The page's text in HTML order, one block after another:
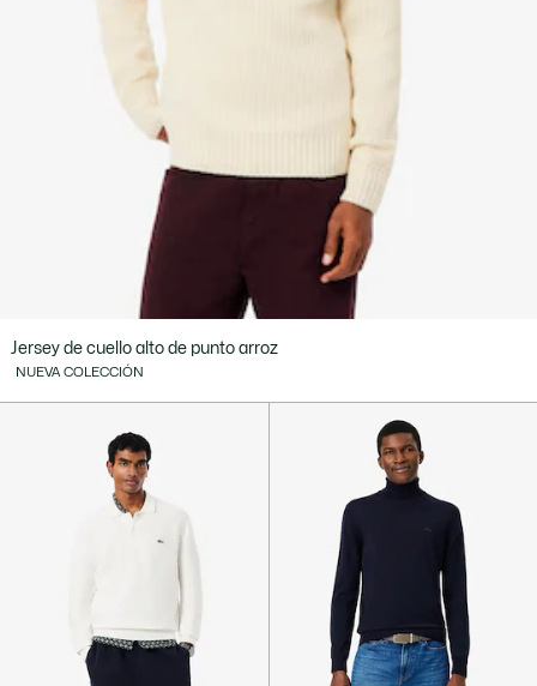
Jersey de cuello alto de punto arroz
NUEVA COLECCIÓN